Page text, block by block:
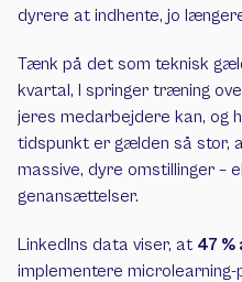
dyrere at indhente, jo
Tænk på det som teknisk
kvartal, I springer træning
jeres medarbejdere kan, og
tidspunkt er gælden så stor,
massive, dyre omstillinger –
genansættelser.
LinkedIns data viser, at 47
implementere